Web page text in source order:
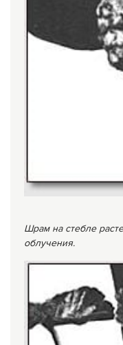
Шрам на стебле
облучения.